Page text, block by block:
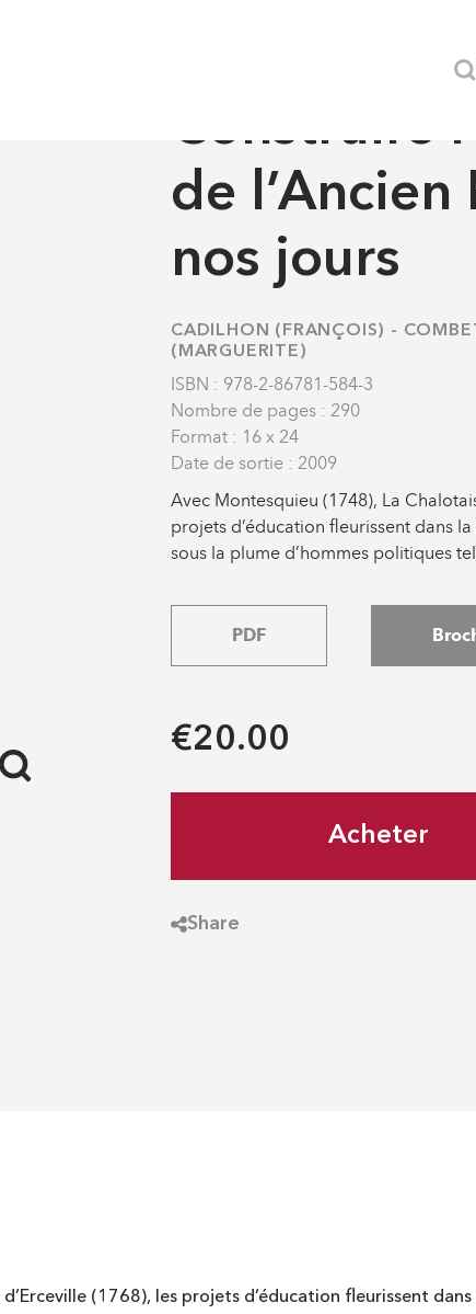
HORS COLLECTION
Construire
de l’Ancien
nos jours
CADILHON (FRANÇOIS) -
(MARGUERITE)
ISBN : 978-2-86781-584-3
Nombre de pages : 290
Format : 16 x 24
Date de sortie : 2009
Avec Montesquieu (1748), La
projets d’éducation fleurissent dans
sous la plume d’hommes politiques
PDF
€20.00
Acheter
Share
(1768), les projets d’éducation fleurissent